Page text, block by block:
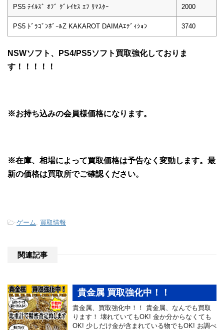
PS5 ﾃｲﾙｽﾞ ｵﾌﾞ ｸﾞﾚｲｾｽ ｴﾌ ﾘﾏｽﾀｰ 2000
PS5 ﾄﾞﾗｺﾞﾝﾎﾞｰﾙZ KAKAROT DAIMAｴﾃﾞｨｼｮﾝ 3740
NSWソフト、PS4/PS5ソフト買取強化しておりま
す！！！！！
※お持ち込みの会員様価格になります。
※在庫、相場によって買取価格は予告なく変動します。最
新の価格は買取所でご確認ください。
-ゲーム 買取情報
関連記事
貴金属 買取強化中！！
貴金属、買取強化中！！ 貴金属、なんでも買取
ります！ 壊れていてもOK! 金か分からなくても
OK! 少しだけ金が含まれている物でもOK! お調べ